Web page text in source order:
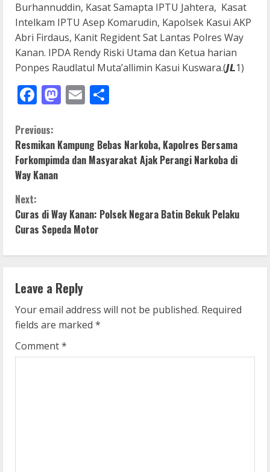
Burhannuddin, Kasat Samapta IPTU Jahtera, Kasat
Intelkam IPTU Asep Komarudin, Kapolsek Kasui AKP
Abri Firdaus, Kanit Regident Sat Lantas Polres Way
Kanan. IPDA Rendy Riski Utama dan Ketua harian
Ponpes Raudlatul Muta’allimin Kasui Kuswara.(𝙅𝙇1)
Facebook
Mastodon
Email
C
o
n
t
i
n
u
e
R
e
Previous:
Resmikan Kampung Bebas Narkoba, Kapolres Bersama
Forkompimda dan Masyarakat Ajak Perangi Narkoba di
Way Kanan
Next:
Curas di Way Kanan: Polsek Negara Batin Bekuk Pelaku
Curas Sepeda Motor
Leave a Reply
Your email address will not be published. Required
fields are marked *
Comment*